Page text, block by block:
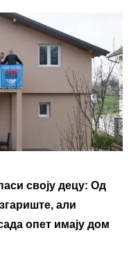
своју децу: Од
али
опет имају дом